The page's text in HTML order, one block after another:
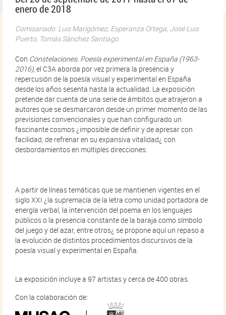
enero de 2018
Comisariado: Luis Marigómez, Esperanza Ortega, José Luis
Puerto, Tomás Sánchez Santiago
Con Constelaciones. Poesía experimental en España (1963-
2016), el C3A aborda por vez primera la presencia y
repercusión de la poesía visual y experimental en España
desde los años sesenta hasta la actualidad. La exposición
pretende dar cuenta de una serie de ámbitos que atrajeron a
autores que se desmarcaron desde un primer momento de las
previsiones convencionales y que han configurado un
fascinante cosmos ¿imposible de definir y de apresar con
facilidad, de refrenar en su expansiva vitalidad¿ con
desbordamientos en múltiples direcciones.
A partir de líneas temáticas que se mantienen vigentes en el
siglo XXI ¿la supremacía de la letra como unidad portadora de
energía verbal, la intervención del poema en los lenguajes
públicos o la presencia constante de la baraja como símbolo
del juego y del azar, entre otros¿ se propone aquí un repaso a
la evolución de distintos procedimientos discursivos de la
poesía visual y experimental en España.
La exposición incluye a 97 artistas y cerca de 400 obras.
Con la colaboración de: